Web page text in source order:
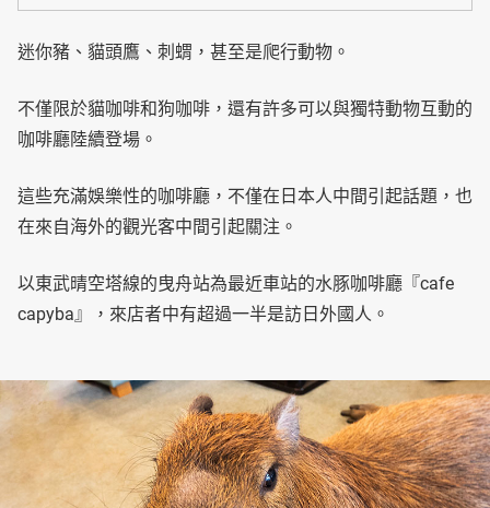
迷你豬、貓頭鷹、刺蝟，甚至是爬行動物。
不僅限於貓咖啡和狗咖啡，還有許多可以與獨特動物互動的
咖啡廳陸續登場。
這些充滿娛樂性的咖啡廳，不僅在日本人中間引起話題，也
在來自海外的觀光客中間引起關注。
以東武晴空塔線的曳舟站為最近車站的水豚咖啡廳『cafe
capyba』，來店者中有超過一半是訪日外國人。